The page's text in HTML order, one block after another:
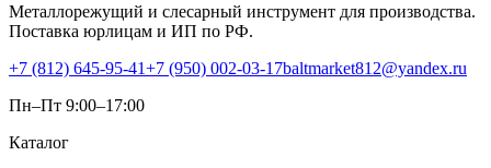
Металлорежущий и слесарный инструмент для производства.
Поставка юрлицам и ИП по РФ.
+7 (812) 645-95-41+7 (950) 002-03-17baltmarket812@yandex.ru
Пн–Пт 9:00–17:00
Каталог